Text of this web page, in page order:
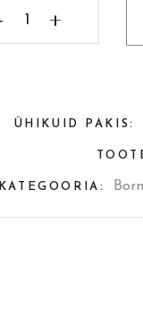
ÜHIKUID PAKIS:
KATEGOORIA: